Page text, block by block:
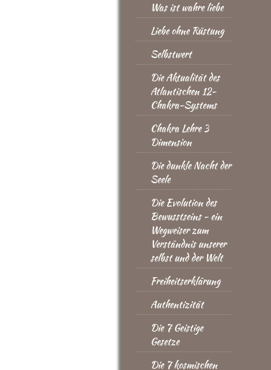
Was ist wahre liebe
Liebe ohne Rüstung
Selbstwert
Die Aktualität des
Atlantischen 12-
Chakra-Systems
Chakra Lehre 3
Dimension
Die dunkle Nacht der
Seele
Die Evolution des
Bewusstseins - ein
Wegweiser zum
Verständnis unserer
selbst und der Welt
Freiheitserklärung
Authentizität
Die 7 Geistige
Gesetze
Die 7 kosmischen